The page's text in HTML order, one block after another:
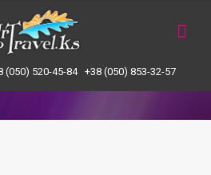
(050) 520-45-84 +38 (050) 853-32-57